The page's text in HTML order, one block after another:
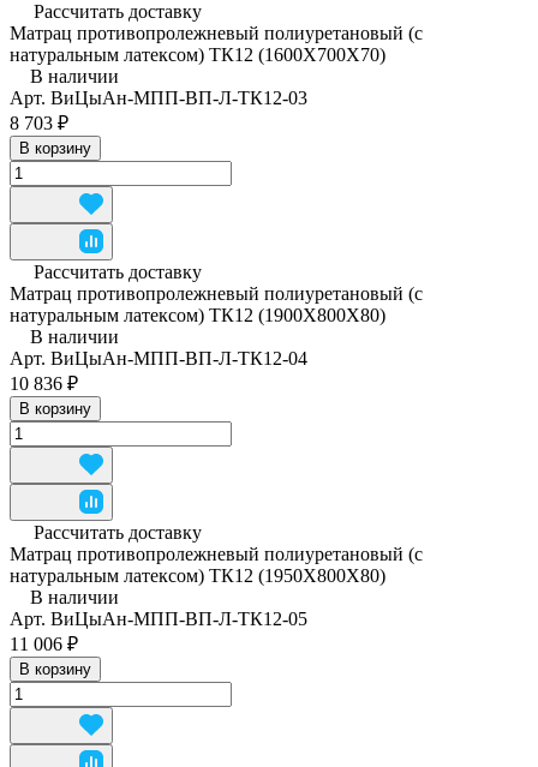
Рассчитать доставку
Матрац противопролежневый полиуретановый (с
натуральным латексом) ТК12 (1600Х700Х70)
В наличии
Арт. ВиЦыАн-МПП-ВП-Л-ТК12-03
8 703 ₽
В корзину
Рассчитать доставку
Матрац противопролежневый полиуретановый (с
натуральным латексом) ТК12 (1900Х800Х80)
В наличии
Арт. ВиЦыАн-МПП-ВП-Л-ТК12-04
10 836 ₽
В корзину
Рассчитать доставку
Матрац противопролежневый полиуретановый (с
натуральным латексом) ТК12 (1950Х800Х80)
В наличии
Арт. ВиЦыАн-МПП-ВП-Л-ТК12-05
11 006 ₽
В корзину